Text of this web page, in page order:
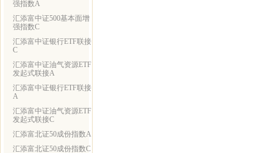
强指数A
汇添富中证500基本面增
强指数C
汇添富中证银行ETF联接
C
汇添富中证油气资源ETF
发起式联接A
汇添富中证银行ETF联接
A
汇添富中证油气资源ETF
发起式联接C
汇添富北证50成份指数A
汇添富北证50成份指数C